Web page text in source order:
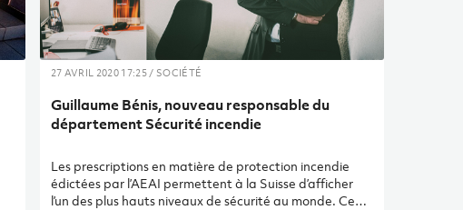
27 AVRIL 2020 17:25 / SOCIÉTÉ
Guillaume Bénis, nouveau responsable du
département Sécurité incendie
Les prescriptions en matière de protection incendie
édictées par l’AEAI permettent à la Suisse d’afficher
l’un des plus hauts niveaux de sécurité au monde. Ces